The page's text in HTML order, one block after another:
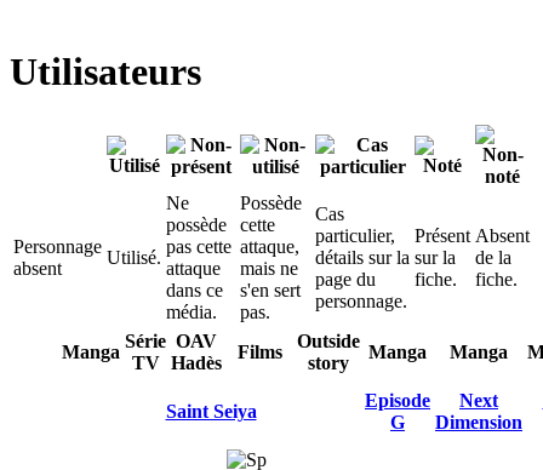
Utilisateurs
Personnage
absent
Utilisé.
Ne
possède
pas cette
attaque
dans ce
média.
Possède
cette
attaque,
mais ne
s'en sert
pas.
Cas
particulier,
détails sur la
page du
personnage.
Présent
sur la
fiche.
Absent
de la
fiche.
Manga
Série
TV
OAV
Hadès
Films
Outside
story
Manga Manga
Saint Seiya
Episode
G
Next
Dimension